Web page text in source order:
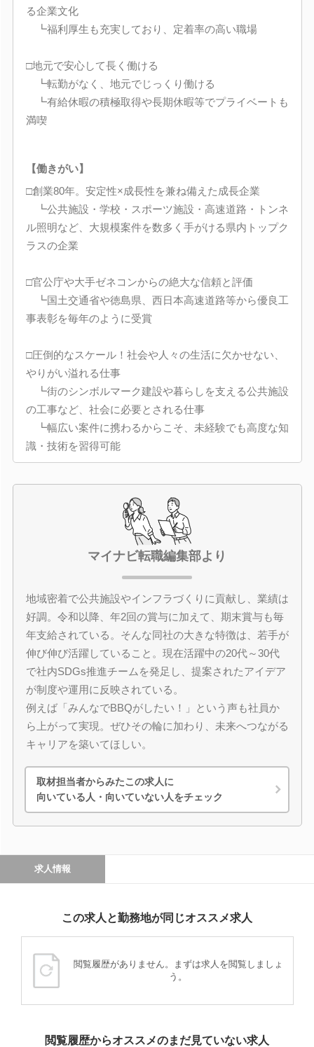
る企業文化
┗福利厚生も充実しており、定着率の高い職場
□地元で安心して長く働ける
┗転勤がなく、地元でじっくり働ける
┗有給休暇の積極取得や長期休暇等でプライベートも
満喫
【働きがい】
□創業80年。安定性×成長性を兼ね備えた成長企業
┗公共施設・学校・スポーツ施設・高速道路・トンネ
ル照明など、大規模案件を数多く手がける県内トップク
ラスの企業
□官公庁や大手ゼネコンからの絶大な信頼と評価
┗国土交通省や徳島県、西日本高速道路等から優良工
事表彰を毎年のように受賞
□圧倒的なスケール！社会や人々の生活に欠かせない、
やりがい溢れる仕事
┗街のシンボルマーク建設や暮らしを支える公共施設
の工事など、社会に必要とされる仕事
┗幅広い案件に携わるからこそ、未経験でも高度な知
識・技術を習得可能
マイナビ転職編集部より
地域密着で公共施設やインフラづくりに貢献し、業績は
好調。令和以降、年2回の賞与に加えて、期末賞与も毎
年支給されている。そんな同社の大きな特徴は、若手が
伸び伸び活躍していること。現在活躍中の20代～30代
で社内SDGs推進チームを発足し、提案されたアイデア
が制度や運用に反映されている。
例えば「みんなでBBQがしたい！」という声も社員か
ら上がって実現。ぜひその輪に加わり、未来へつながる
キャリアを築いてほしい。
取材担当者からみたこの求人に
向いている人・向いていない人をチェック
求人情報
この求人と勤務地が同じオススメ求人
閲覧履歴がありません。まずは求人を閲覧しましょ
う。
閲覧履歴からオススメのまだ見ていない求人